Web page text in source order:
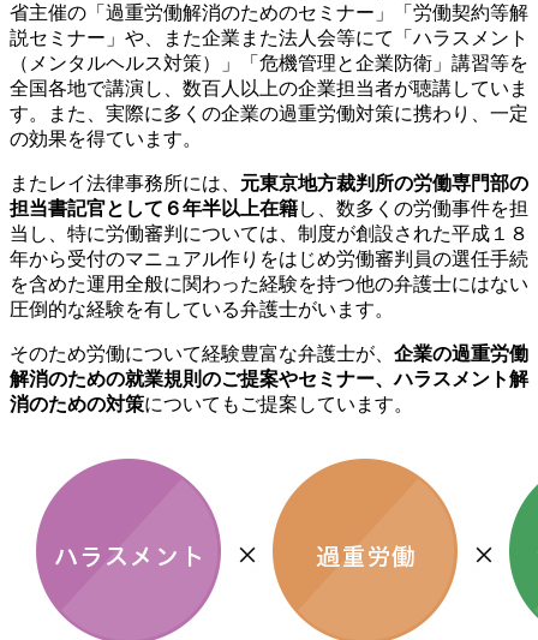
省主催の「過重労働解消のためのセミナー」「労働契約等解
説セミナー」や、また企業また法人会等にて「ハラスメント
（メンタルヘルス対策）」「危機管理と企業防衛」講習等を
全国各地で講演し、数百人以上の企業担当者が聴講していま
す。また、実際に多くの企業の過重労働対策に携わり、一定
の効果を得ています。
またレイ法律事務所には、 元東京地方裁判所の労働専門部の
担当書記官として６年半以上在籍し、数多くの労働事件を担
当し、特に労働審判については、制度が創設された平成１８
年から受付のマニュアル作りをはじめ労働審判員の選任手続
を含めた運用全般に関わった経験を持つ他の弁護士にはない
圧倒的な経験を有している弁護士がいます。
そのため労働について経験豊富な弁護士が、 企業の過重労働
解消のための就業規則のご提案やセミナー、ハラスメント解
消のための対策についてもご提案しています。